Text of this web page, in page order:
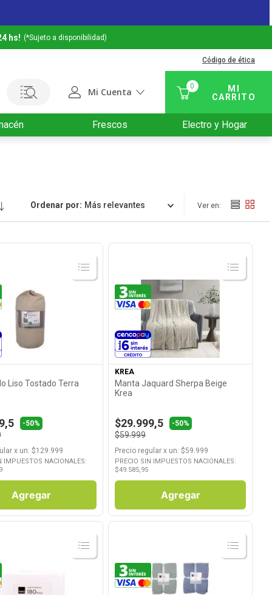
hs! (*Sujeto a disponibilidad)
Código de ética
Mi Cuenta 0
Frescos Electro y Hogar
Ordenar por Relevancia
Ver Producto
Liso Tostado Terra
-50%
x un: $129.999
IMPUESTOS NACIONALES:
Agregar
Ver Producto
KREA
Manta Jaquard Sherpa Beige
Krea
$29.999,5 -50%
$59.999
Precio regular x un: $59.999
PRECIO SIN IMPUESTOS NACIONALES:
$49.585,95
Agregar